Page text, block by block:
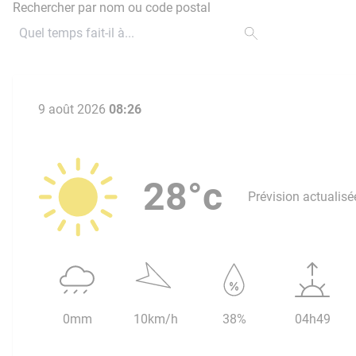
Rechercher par nom ou code postal
9 août 2026 08:26
28°c Prévision
0mm 10km/h 38% 04h49